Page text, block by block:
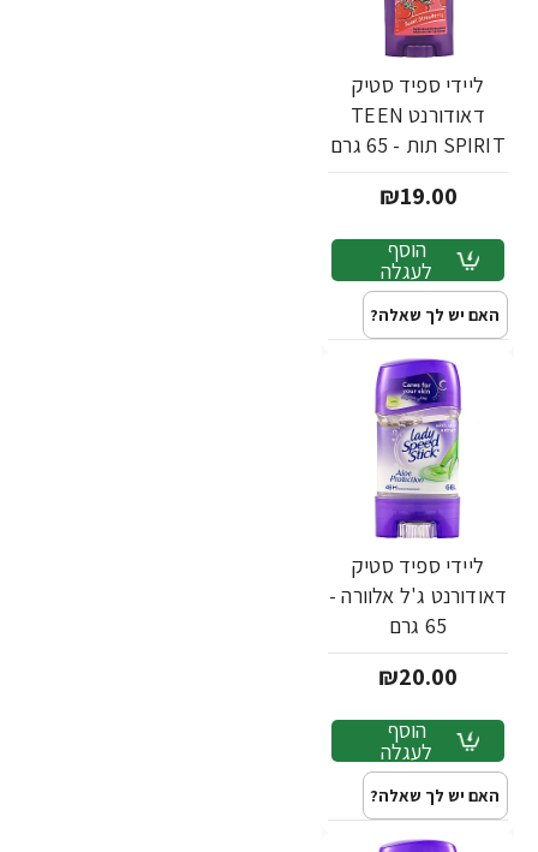
ליידי ספיד סטיק
דאודורנט TEEN
SPIRIT תות - 65 גרם
₪19.00
הוסף
לעגלה
האם יש לך שאלה?
ליידי ספיד סטיק
דאודורנט ג'ל אלוורה -
65 גרם
₪20.00
הוסף
לעגלה
האם יש לך שאלה?